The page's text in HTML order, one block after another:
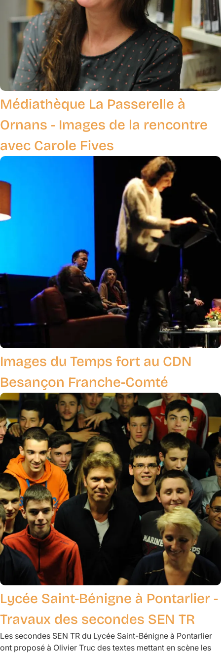
Médiathèque La Passerelle à
Ornans - Images de la rencontre
avec Carole Fives
Images du Temps fort au CDN
Besançon Franche-Comté
Lycée Saint-Bénigne à Pontarlier -
Travaux des secondes SEN TR
Les secondes SEN TR du Lycée Saint-Bénigne à Pontarlier
ont proposé à Olivier Truc des textes mettant en scène les